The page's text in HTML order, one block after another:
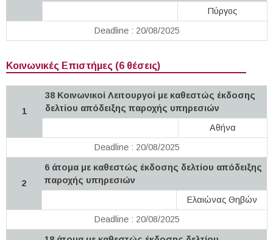
Πύργος
Deadline : 20/08/2025
Κοινωνικές Επιστήμες (6 θέσεις)
1
38 Κοινωνικοί Λειτουργοί με καθεστώς έκδοσης
δελτίου απόδειξης παροχής υπηρεσιών
Αθήνα
Deadline : 20/08/2025
2
6 άτομα με καθεστώς έκδοσης δελτίου απόδειξης
παροχής υπηρεσιών
Ελαιώνας Θηβών
Deadline : 20/08/2025